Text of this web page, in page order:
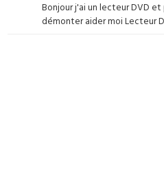
Bonjour j'ai un lecteur DVD
démonter aider moi Lecteur